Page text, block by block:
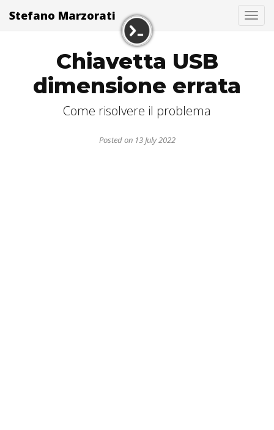
Stefano Marzorati
Chiavetta USB
dimensione errata
Come risolvere il problema
Posted on 13 July 2022